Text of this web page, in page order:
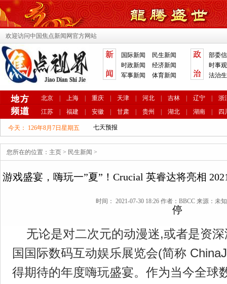
欢迎访问中国焦点新闻网官方网站
国际新闻
民生新闻
时政新闻
经济新闻
军事新闻
体育新闻
部委
时事
法治
北京 上海 重庆 天津 河北 吉林 辽宁
浙
江苏
福建 安徽 甘肃 贵州 湖北 湖南 四
今天： 126年8月7日星期五
您所在的位置： 主页 > 民生新闻 >
游戏盛宴，嗨玩一”夏”！Crucial 英睿达将亮相
停
时间： 2021-07-30 18:26 作者：BBCC 来源：未
无论是对二次元的动漫迷,或者是资
国国际数码互动娱乐展览会(简称
得期待的年度嗨玩盛宴。作为当今全球